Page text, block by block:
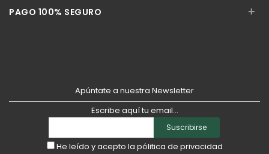
PAGO 100% SEGURO +
Apúntate a nuestra Newsletter
Escribe aquí tu email...
Suscribirse
He leído y acepto la pólitica de privacidad